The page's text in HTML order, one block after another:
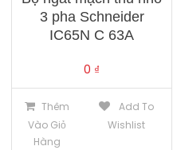
3 pha Schneider
IC65N C 63A
0 ₫
Thêm
Vào Giỏ
Hàng
Add To
Wishlist